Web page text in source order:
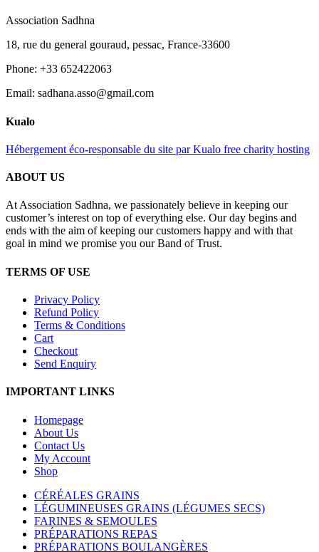
Association Sadhna
18, rue du general gouraud, pessac, France-33600
Phone: +33 652422063
Email: sadhana.asso@gmail.com
Kualo
Hébergement éco-responsable du site par Kualo free charity hosting
ABOUT US
At Association Sadhna, we passionately believe in keeping our
customer’s interest on top of everything else. Our day begins and
ends with the aim of keeping our customers happy and with that
goal in mind we promise you our Band of Trust.
TERMS OF USE
Privacy Policy
Refund Policy
Terms & Conditions
Cart
Checkout
Send Enquiry
IMPORTANT LINKS
Homepage
About Us
Contact Us
My Account
Shop
CÉRÉALES GRAINS
LÉGUMINEUSES GRAINS (LÉGUMES SECS)
FARINES & SEMOULES
PRÉPARATIONS REPAS
PRÉPARATIONS BOULANGÈRES